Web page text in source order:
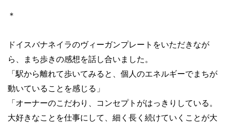
＊
ドイスバナネイラのヴィーガンプレートをいただきなが
ら、まち歩きの感想を話し合いました。
「駅から離れて歩いてみると、個人のエネルギーでまちが
動いていることを感じる」
「オーナーのこだわり、コンセプトがはっきりしている。
大好きなことを仕事にして、細く長く続けていくことが大